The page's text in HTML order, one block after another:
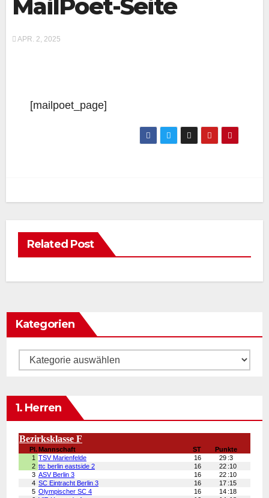
MailPoet-Seite
APR. 2, 2025
[mailpoet_page]
Related Post
Kategorien
Kategorien
1. Herren